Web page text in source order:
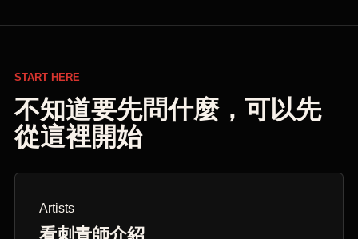
START HERE
不知道要先問什麼，可以先
從這裡開始
Artists
看刺青師介紹